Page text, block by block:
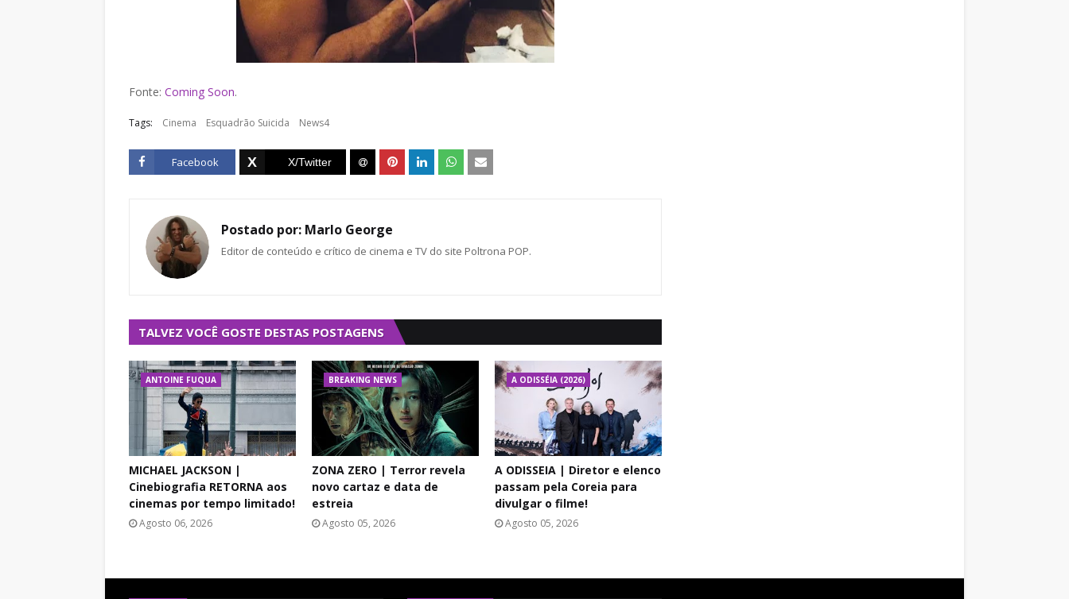
Fonte: Coming Soon.
Tags: Cinema Esquadrão Suicida News4
Facebook
Postado por: Marlo George
Editor de conteúdo e crítico de cinema e TV do site Poltrona POP.
TALVEZ VOCÊ GOSTE DESTAS POSTAGENS
ANTOINE FUQUA
MICHAEL JACKSON |
Cinebiografia RETORNA aos
cinemas por tempo limitado!
Agosto 06, 2026
BREAKING NEWS
ZONA ZERO | Terror revela
novo cartaz e data de
estreia
Agosto 05, 2026
A ODISSÉIA (2026)
A ODISSEIA | Diretor e elenco
passam pela Coreia para
divulgar o filme!
Agosto 05, 2026